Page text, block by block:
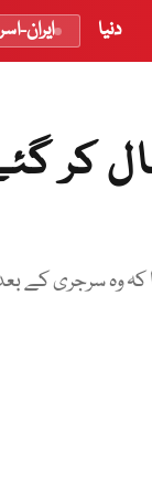
دنیا ایران-
کر
آئی سی یو میں زیر علاج